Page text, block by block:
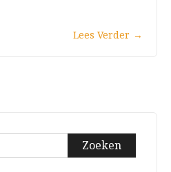
Lees Verder →